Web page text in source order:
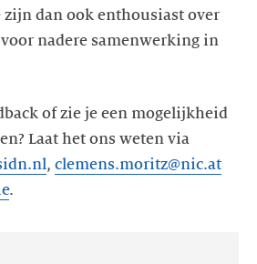
zijn dan ook enthousiast over
nadere samenwerking in
of zie je een mogelijkheid
Laat het ons weten via
, clemens.moritz@nic.at
.